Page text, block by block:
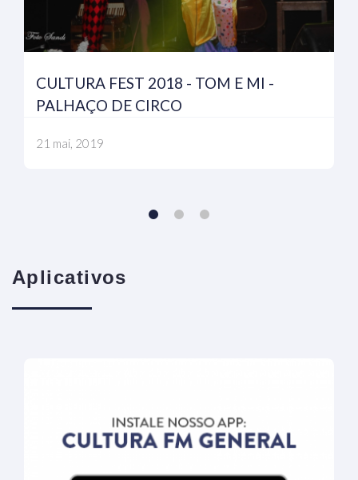
CULTURA FEST 2018 - TOM E MI -
PALHAÇO DE CIRCO
21 mai, 2019
Aplicativos